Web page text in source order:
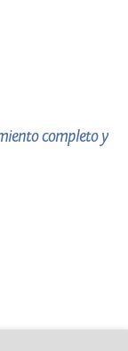
completo y